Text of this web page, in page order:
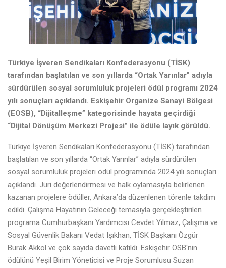
Türkiye İşveren Sendikaları Konfederasyonu (TİSK)
tarafından başlatılan ve son yıllarda “Ortak Yarınlar” adıyla
sürdürülen sosyal sorumluluk projeleri ödül programı 2024
yılı sonuçları açıklandı. Eskişehir Organize Sanayi Bölgesi
(EOSB), “Dijitalleşme” kategorisinde hayata geçirdiği
“Dijital Dönüşüm Merkezi Projesi” ile ödüle layık görüldü.
Türkiye İşveren Sendikaları Konfederasyonu (TİSK) tarafından
başlatılan ve son yıllarda “Ortak Yarınlar” adıyla sürdürülen
sosyal sorumluluk projeleri ödül programında 2024 yılı sonuçları
açıklandı. Jüri değerlendirmesi ve halk oylamasıyla belirlenen
kazanan projelere ödüller, Ankara’da düzenlenen törenle takdim
edildi. Çalışma Hayatının Geleceği temasıyla gerçekleştirilen
programa Cumhurbaşkanı Yardımcısı Cevdet Yılmaz, Çalışma ve
Sosyal Güvenlik Bakanı Vedat Işıkhan, TİSK Başkanı Özgür
Burak Akkol ve çok sayıda davetli katıldı. Eskişehir OSB'nin
ödülünü Yeşil Birim Yöneticisi ve Proje Sorumlusu Suzan